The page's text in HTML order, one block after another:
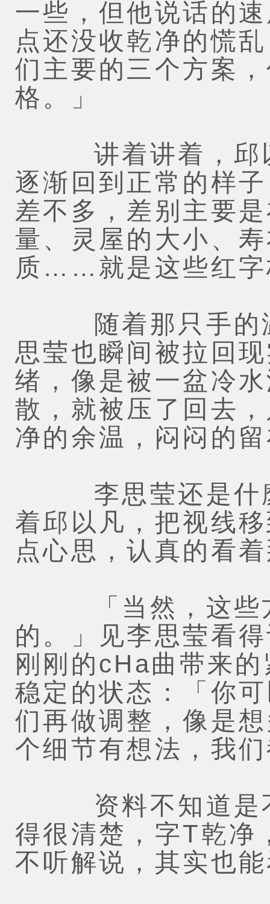
一些，但他说话的
点还没收乾净的慌
们主要的三个方案
格。」
讲着讲着，邱以
逐渐回到正常的样
差不多，差别主要
量、灵屋的大小、
质……就是这些红字
随着那只手的温
思莹也瞬间被拉回
绪，像是被一盆冷
散，就被压了回去
净的余温，闷闷的
李思莹还是什麽
着邱以凡，把视线
点心思，认真的看
「当然，这些方
的。」见李思莹看
刚刚的cHa曲带来
稳定的状态：「你
们再做调整，像是
个细节有想法，我
资料不知道是不
得很清楚，字T乾净
不听解说，其实也